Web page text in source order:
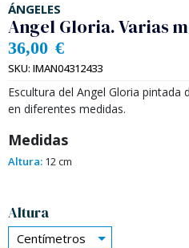
ÁNGELES
Angel Gloria. Varias
36,00 €
SKU: IMAN04312433
Escultura del Angel Gloria
en diferentes medidas.
Medidas
Altura: 12 cm
Altura
Centímetros